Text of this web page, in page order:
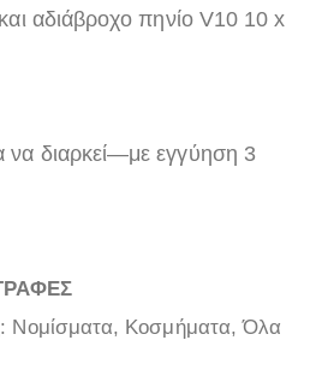
και αδιάβροχο πηνίο V10 10 x
να διαρκεί—με εγγύηση 3
Νομίσματα, Κοσμήματα, Όλα